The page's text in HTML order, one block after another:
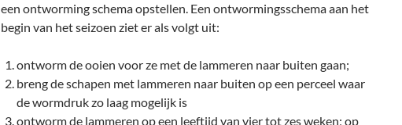
een ontworming schema opstellen. Een ontwormingsschema aan het
begin van het seizoen ziet er als volgt uit:
ontworm de ooien voor ze met de lammeren naar buiten gaan;
breng de schapen met lammeren naar buiten op een perceel waar
de wormdruk zo laag mogelijk is
ontworm de lammeren op een leeftijd van vier tot zes weken; op